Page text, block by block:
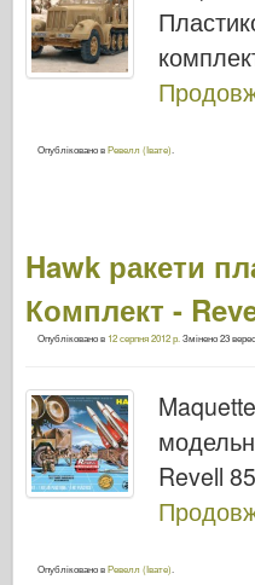
Опубліковано вРевелл (Івате)
Hawk ракети
Комплект -
Опубліковано в 12 серпня 2012 р. Змінено23
Revell
Опубліковано вРевелл (Івате)